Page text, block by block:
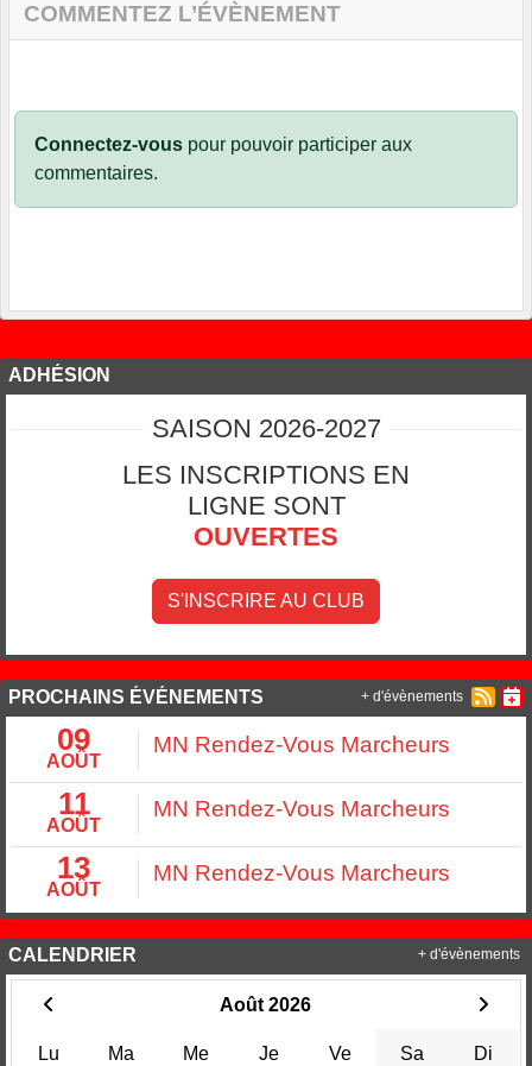
COMMENTEZ L’ÉVÈNEMENT
Connectez-vous pour pouvoir participer aux
commentaires.
ADHÉSION
SAISON 2026-2027
LES INSCRIPTIONS EN
LIGNE SONT
OUVERTES
S'INSCRIRE AU CLUB
PROCHAINS ÉVÉNEMENTS
09
AOÛT
MN Rendez-Vous Marcheurs
11
AOÛT
MN Rendez-Vous Marcheurs
13
AOÛT
MN Rendez-Vous Marcheurs
+ d'évènements
CALENDRIER
Août 2026
Lu Ma Me Je Ve Sa Di
+ d'évènements